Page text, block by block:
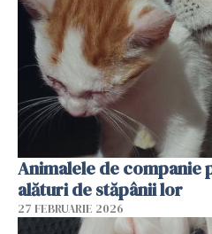
Animalele de companie
alături de stăpânii lor
27 FEBRUARIE 2026